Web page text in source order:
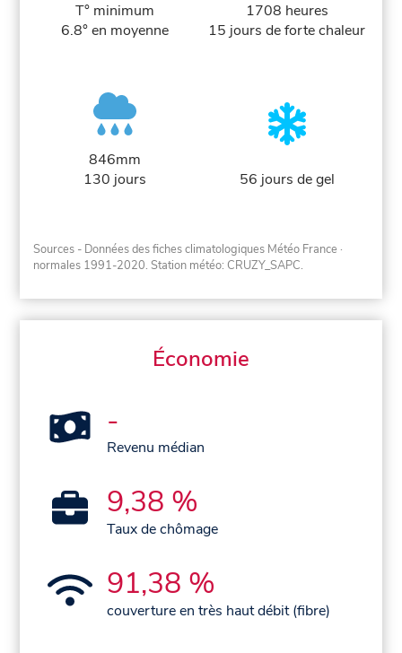
T° minimum
6.8° en moyenne
1708 heures
15 jours de forte chaleur
846mm
130 jours
56 jours de gel
Sources - Données des fiches climatologiques Météo France ·
normales 1991-2020. Station météo: CRUZY_SAPC.
Économie
-
Revenu médian
9,38 %
Taux de chômage
91,38 %
couverture en très haut débit (fibre)